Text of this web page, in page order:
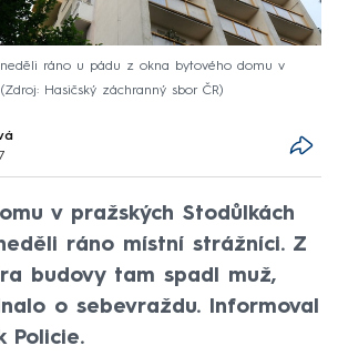
ráno u pádu z okna bytového domu v
Zdroj: Hasičský záchranný sbor ČR
v pražských Stodůlkách
ráno místní strážníci. Z
budovy tam spadl muž,
o sebevraždu. Informoval
Policie.